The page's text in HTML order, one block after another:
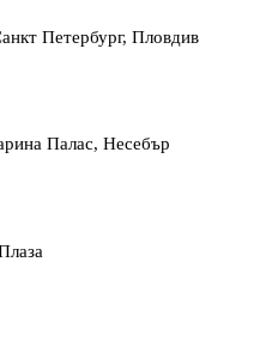
Петербург, Пловдив
Палас, Несебър